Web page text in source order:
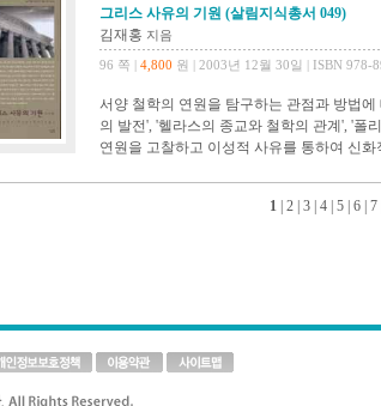
그리스 사유의 기원 (살림지식총서 049)
김재홍 지음
96 쪽 | 4,800 원 | 2003년 12월 30일 | ISBN 978-
서양 철학의 연원을 탐구하는 관점과 방법
의 발전', '헬라스의 종교와 철학의 관계', '폴
연원을 고찰하고 이성적 사유를 통하여 신
1 2 3 4 5 6 7